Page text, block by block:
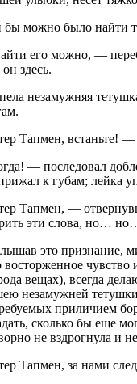
можно было найти
его можно, —
здесь.
незамужняя
Тапмен, встаньте! —
— последовал
к губам; лейка
Тапмен, —
эти слова, но…
это признание,
восторженное
вещах), всегда
незамужней
приличием
сколько бы еще
не вздрогнула и
Тапмен, за нами